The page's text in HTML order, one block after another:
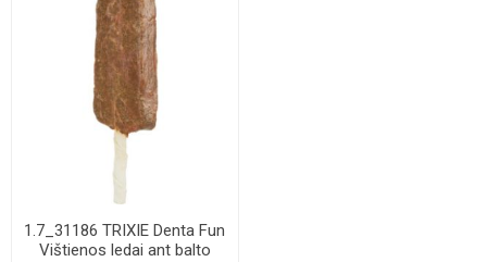
1.7_31186 TRIXIE Denta Fun
Vištienos ledai ant balto